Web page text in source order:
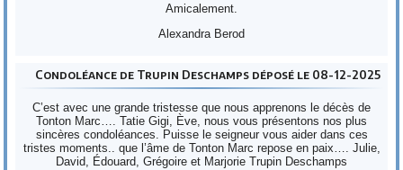
Amicalement.
Alexandra Berod
Condoléance de Trupin Deschamps déposé le 08-12-2025
C’est avec une grande tristesse que nous apprenons le décès de
Tonton Marc…. Tatie Gigi, Ève, nous vous présentons nos plus
sincères condoléances. Puisse le seigneur vous aider dans ces
tristes moments.. que l’âme de Tonton Marc repose en paix…. Julie,
David, Édouard, Grégoire et Marjorie Trupin Deschamps